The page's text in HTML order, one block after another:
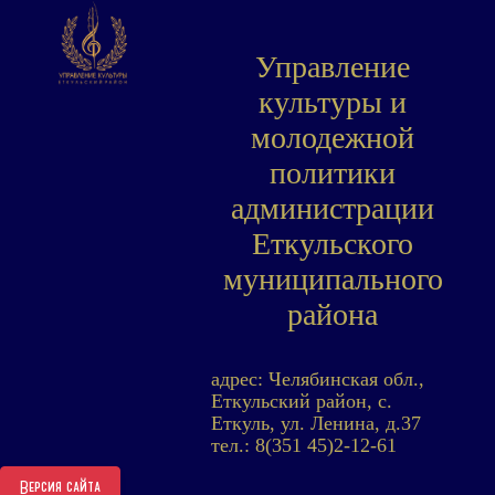
Версия сайта
Управление
культуры и
молодежной
политики
администрации
Еткульского
муниципального
района
адрес: Челябинская обл.,
Еткульский район, с.
Еткуль, ул. Ленина, д.37
тел.: 8(351 45)2-12-61